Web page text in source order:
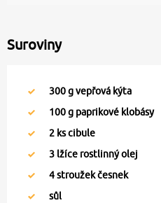
Suroviny
300g vepřová kýta
100g paprikové klobásy
2 ks cibule
3 lžíce rostlinný olej
4stroužek česnek
sůl